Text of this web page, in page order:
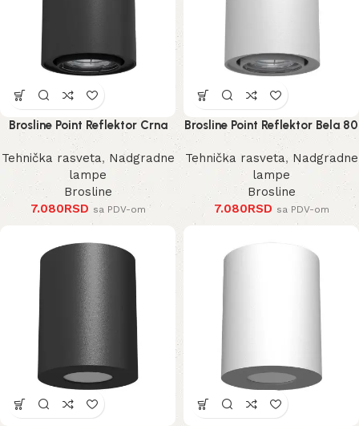
Brosline Point Reflektor Crna
80 mm 100 mm
Tehnička rasveta,Nadgradne
lampe
Brosline
7.080RSD sa PDV-om
Brosline Point Reflektor Bela 80
mm 100 mm
Tehnička rasveta, Nadgradne
lampe
Brosline
7.080RSD sa PDV-om